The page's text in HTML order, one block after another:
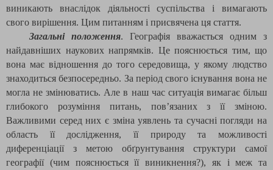
виникають внаслідок діяльності суспільства і вимагають
свого вирішення. Цим питанням і присвячена ця стаття.
Загальні положення. Географія вважається одним з
найдавніших наукових напрямків. Це пояснюється тим, що
вона має відношення до того середовища, у якому людство
знаходиться безпосередньо. За період свого існування вона не
могла не змінюватись. Але в наш час ситуація вимагає більш
глибокого розуміння питань, пов’язаних з її зміною.
Важливими серед них є зміна уявлень та сучасні погляди на
область її дослідження, її природу та можливості
диференціації з метою обґрунтування структури самої
географії (чим пояснюється її виникнення?), як і меж та